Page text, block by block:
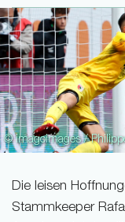
© imagoimages /
Die leisen
Stammkeeper